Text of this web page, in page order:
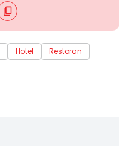
Hotel Restoran